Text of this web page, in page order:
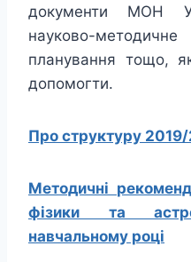
документи МОН
науково-
планування тощо,
допомогти.
Про структуру
Методичні
фізики та
навчальному році